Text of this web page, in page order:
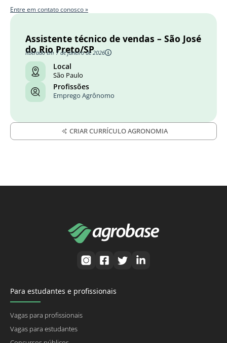
Entre em contato conosco »
Assistente técnico de vendas – São José
do Rio Preto/SP
liberado em 7 de janeiro de 2026
Local
São Paulo
Profissões
Emprego Agrônomo
CRIAR CURRÍCULO AGRONOMIA
Para estudantes e profissionais
Vagas para profissionais
Vagas para estudantes